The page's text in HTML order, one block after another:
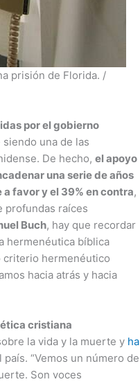
prisión de Florida. /
por el gobierno
una de las
De hecho,el apoyo
una serie de años
favor y el 39% en contra,
profundas raíces
Buch, hay que recordar
hermenéutica bíblica
criterio hermenéutico
hacia atrás y hacia
cristiana
la vida y la muerte y ha
país. “Vemos un número de
Son voces